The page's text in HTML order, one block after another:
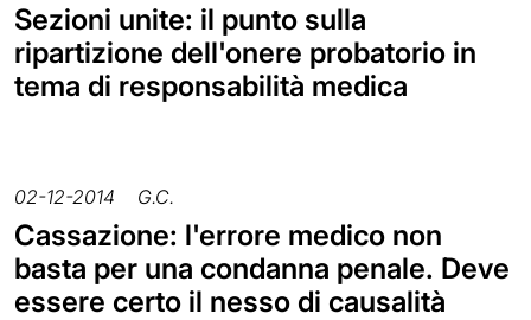
Sezioni unite: il punto sulla
ripartizione dell'onere probatorio in
tema di responsabilità medica
02-12-2014 G.C.
Cassazione: l'errore medico non
basta per una condanna penale. Deve
essere certo il nesso di causalità